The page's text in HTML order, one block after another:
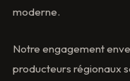
moderne.
Notre engagement
producteurs régionaux